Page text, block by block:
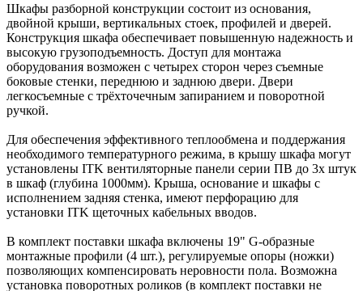
Шкафы разборной конструкции состоит из основания,
двойной крыши, вертикальных стоек, профилей и дверей.
Конструкция шкафа обеспечивает повышенную надежность и
высокую грузоподъемность. Доступ для монтажа
оборудования возможен с четырех сторон через съемные
боковые стенки, переднюю и заднюю двери. Двери
легкосъемные с трёхточечным запиранием и поворотной
ручкой.
Для обеспечения эффективного теплообмена и поддержания
необходимого температурного режима, в крышу шкафа могут
установлены ITK вентиляторные панели серии ПВ до 3х штук
в шкаф (глубина 1000мм). Крыша, основание и шкафы с
исполнением задняя стенка, имеют перфорацию для
установки ITK щеточных кабельных вводов.
В комплект поставки шкафа включены 19" G-образные
монтажные профили (4 шт.), регулируемые опоры (ножки)
позволяющих компенсировать неровности пола. Возможна
установка поворотных роликов (в комплект поставки не